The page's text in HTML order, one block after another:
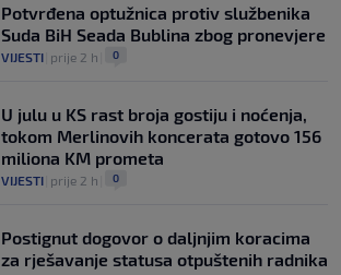
Potvrđena optužnica protiv službenika
Suda BiH Seada Bublina zbog pronevjere
VIJESTI prije 2 h 0
U julu u KS rast broja gostiju i noćenja,
tokom Merlinovih koncerata gotovo 156
miliona KM prometa
VIJESTI prije 2 h 0
Postignut dogovor o daljnjim koracima
za rješavanje statusa otpuštenih radnika